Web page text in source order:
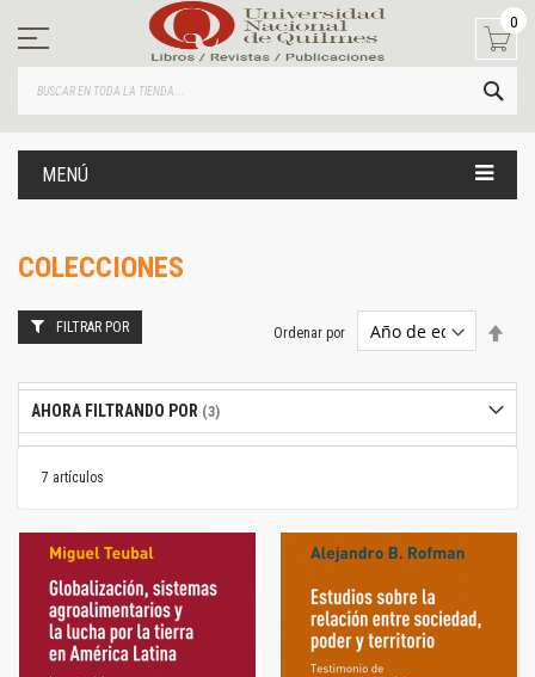
contenido
0
MENÚ
COLECCIONES
7 artículos
Ordenar por
FILTRAR POR
AHORA FILTRANDO POR